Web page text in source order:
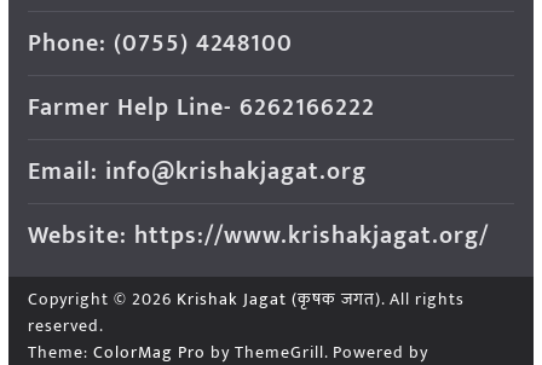
Phone: (0755) 4248100
Farmer Help Line- 6262166222
Email: info@krishakjagat.org
Website: https://www.krishakjagat.org/
Copyright © 2026 Krishak Jagat (कृषक जगत). All rights
reserved.
Theme: ColorMag Pro by ThemeGrill. Powered by